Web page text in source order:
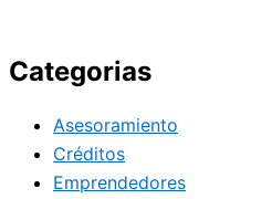
Categorias
Asesoramiento
Créditos
Emprendedores